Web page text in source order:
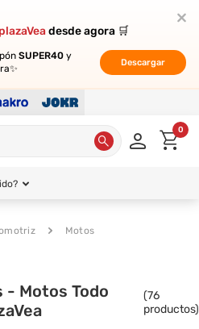
plazaVeadesde agora 🛒
SUPER40 y
Descargar
plazaVeadesde agora 🛒
SUPER40 y
Descargar
0
Motos
Motos Todo
(76
productos)